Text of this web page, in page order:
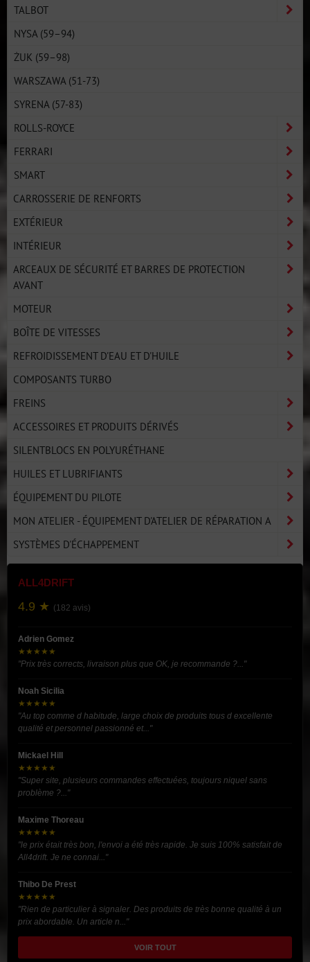
TALBOT
NYSA (59–94)
ŻUK (59–98)
WARSZAWA (51-73)
SYRENA (57-83)
ROLLS-ROYCE
FERRARI
SMART
CARROSSERIE DE RENFORTS
EXTÉRIEUR
INTÉRIEUR
ARCEAUX DE SÉCURITÉ ET BARRES DE PROTECTION
AVANT
MOTEUR
BOÎTE DE VITESSES
REFROIDISSEMENT D'EAU ET D'HUILE
COMPOSANTS TURBO
FREINS
ACCESSOIRES ET PRODUITS DÉRIVÉS
SILENTBLOCS EN POLYURÉTHANE
HUILES ET LUBRIFIANTS
ÉQUIPEMENT DU PILOTE
MON ATELIER - ÉQUIPEMENT D'ATELIER DE RÉPARATION A
SYSTÈMES D'ÉCHAPPEMENT
ALL4DRIFT
4.9 ★ (182 avis)
Adrien Gomez
★★★★★
"Prix très corrects, livraison plus que OK, je recommande ?..."
Noah Sicilia
★★★★★
"Au top comme d habitude, large choix de produits tous d excellente
qualité et personnel passionné et..."
Mickael Hill
★★★★★
"Super site, plusieurs commandes effectuées, toujours niquel sans
problème ?..."
Maxime Thoreau
★★★★★
"le prix était très bon, l'envoi a été très rapide. Je suis 100% satisfait de
All4drift. Je ne connai..."
Thibo De Prest
★★★★★
"Rien de particulier à signaler. Des produits de très bonne qualité à un
prix abordable. Un article n..."
VOIR TOUT